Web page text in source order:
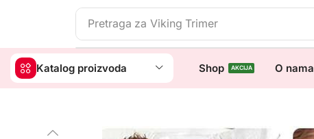
Pretraga za Viking Trimer
Katalog proizvoda Shop AKCIJA O nama